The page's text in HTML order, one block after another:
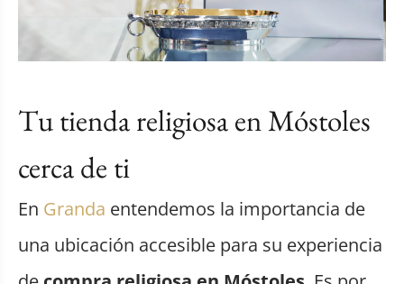
Tu tienda religiosa en Móstoles
cerca de ti
En Granda entendemos la importancia de
una ubicación accesible para su experiencia